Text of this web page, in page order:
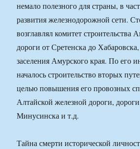
немало полезного для страны, в
развития железнодорожной сети.
возглавлял комитет строительства
дороги от Сретенска до
заселения Амурского края. По его
началось строительство вторых
целью повышения его провозных
Алтайской железной дороги,
Минусинска и т.д.
Тайна смерти исторической